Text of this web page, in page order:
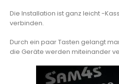
Die Installation ist ganz leicht -
verbinden.
Durch ein paar Tasten gelangt
die Geräte werden miteinander